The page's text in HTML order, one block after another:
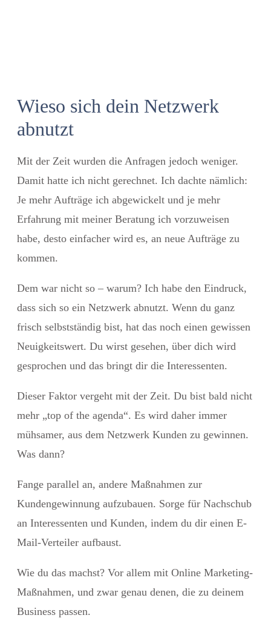
Wieso sich dein Netzwerk
abnutzt
Mit der Zeit wurden die Anfragen jedoch weniger.
Damit hatte ich nicht gerechnet. Ich dachte nämlich:
Je mehr Aufträge ich abgewickelt und je mehr
Erfahrung mit meiner Beratung ich vorzuweisen
habe, desto einfacher wird es, an neue Aufträge zu
kommen.
Dem war nicht so – warum? Ich habe den Eindruck,
dass sich so ein Netzwerk abnutzt. Wenn du ganz
frisch selbstständig bist, hat das noch einen gewissen
Neuigkeitswert. Du wirst gesehen, über dich wird
gesprochen und das bringt dir die Interessenten.
Dieser Faktor vergeht mit der Zeit. Du bist bald nicht
mehr „top of the agenda“. Es wird daher immer
mühsamer, aus dem Netzwerk Kunden zu gewinnen.
Was dann?
Fange parallel an, andere Maßnahmen zur
Kundengewinnung aufzubauen. Sorge für Nachschub
an Interessenten und Kunden, indem du dir einen E-
Mail-Verteiler aufbaust.
Wie du das machst? Vor allem mit Online Marketing-
Maßnahmen, und zwar genau denen, die zu deinem
Business passen.